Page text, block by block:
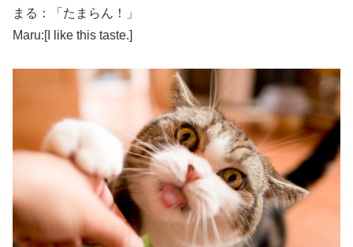
まる：「たまらん！」
Maru:[I like this taste.]